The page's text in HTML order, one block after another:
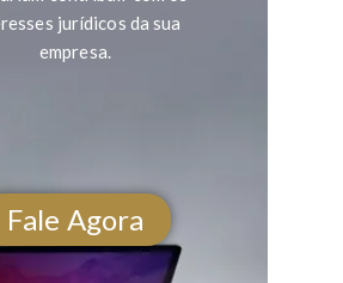
jurídicos da sua
empresa.
Fale Agora